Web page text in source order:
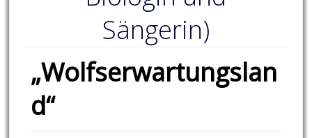
Sängerin)
„Wolfserwartungslan
d“